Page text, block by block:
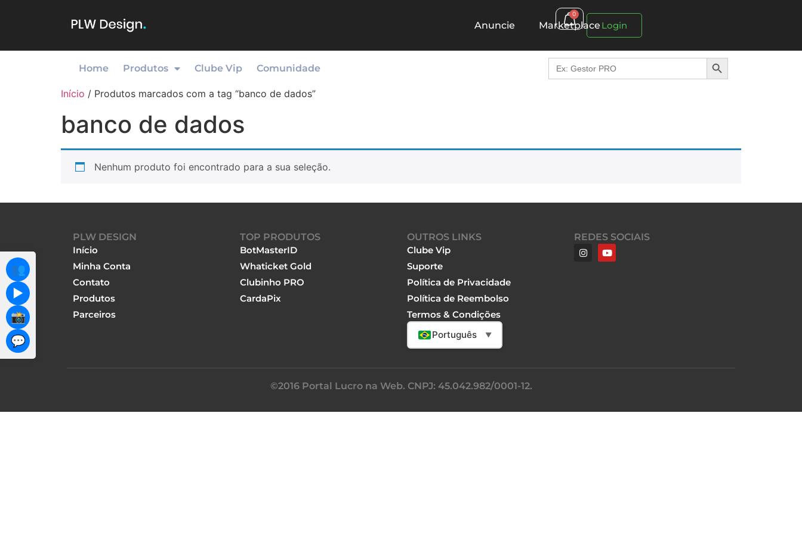
Anuncie Marketplace
0
Login
Home Produtos Clube Vip Comunidade
Search
for:
Search Button
Início / Produtos marcados com a tag “banco de dados”
banco de dados
Nenhum produto foi encontrado para a sua seleção.
PLW DESIGN
Início
Minha Conta
Contato
Produtos
Parceiros
TOP PRODUTOS
BotMasterID
Whaticket Gold
Clubinho PRO
CardaPix
👥
▶️
📸
💬
OUTROS LINKS
Clube Vip
Suporte
Política de Privacidade
Política de Reembolso
Termos & Condições
Português
▼
REDES SOCIAIS
©2016 Portal Lucro na Web. CNPJ: 45.042.982/0001-12.